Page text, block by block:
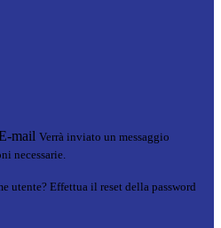
mail Verrà inviato un messaggio
necessarie.
utente? Effettua il reset della password